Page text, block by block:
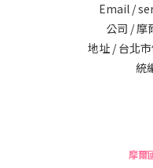
Email /
公司 / 摩
地址 / 台北
統
摩爾